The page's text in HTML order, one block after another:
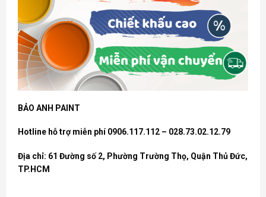
BẢO ANH PAINT
Hotline hỗ trợ miễn phí 0906.117.112 – 028.73.02.12.79
Địa chỉ: 61 Đường số 2, Phường Trường Thọ, Quận Thủ Đức,
TP.HCM